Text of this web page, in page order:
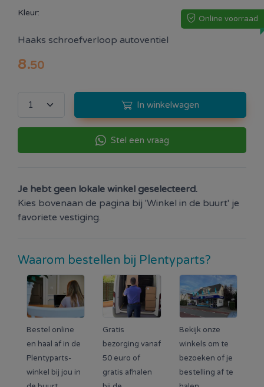
Kleur:
Online voorraad
Haaks schroefverloop autoventiel
8.50
In winkelwagen
Stel een vraag
Je hebt geen lokale winkel geselecteerd.
Kies bovenaan de pagina bij 'Winkel in de buurt' je
favoriete vestiging.
Waarom bestellen bij Plentyparts?
Bestel online
en haal af in de
Plentyparts-
winkel bij jou in
Gratis
bezorging vanaf
50 euro of
gratis afhalen
Bekijk onze
winkels om te
bezoeken of je
bestelling af te